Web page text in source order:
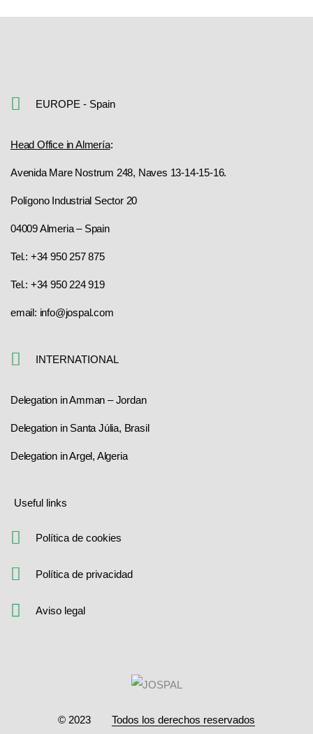
EUROPE - Spain
Head Office in Almería:
Avenida Mare Nostrum 248, Naves 13-14-15-16.
Polígono Industrial Sector 20
04009 Almeria – Spain
Tel.: +34 950 257 875
Tel.: +34 950 224 919
email: info@jospal.com
INTERNATIONAL
Delegation in Amman – Jordan
Delegation in Santa Júlia, Brasil
Delegation in Argel, Algeria
Useful links
Política de cookies
Política de privacidad
Aviso legal
© 2023 Todos los derechos reservados